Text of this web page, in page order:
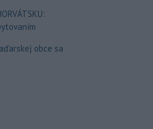
obce sa